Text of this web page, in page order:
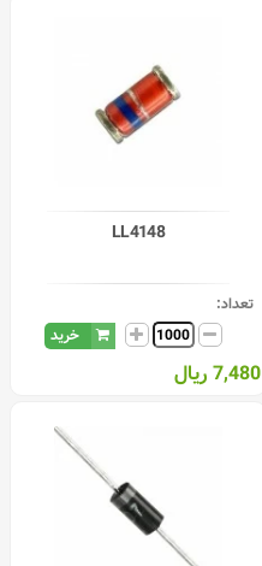
LL4148
تعداد:
خرید
7,480 ریال